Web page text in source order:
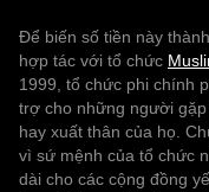
Để biến số tiền này
hợp tác với tổ chức
1999, tổ chức phi chính
trợ cho những người
hay xuất thân của họ.
vì sứ mệnh của tổ chức
dài cho các cộng đồng